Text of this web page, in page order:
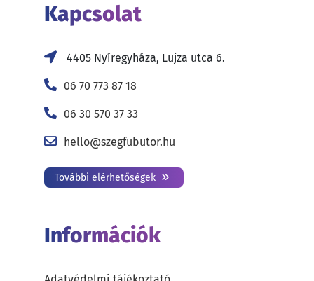
Kapcsolat
4405 Nyíregyháza, Lujza utca 6.
06 70 773 87 18
06 30 570 37 33
hello@szegfubutor.hu
További elérhetőségek
Információk